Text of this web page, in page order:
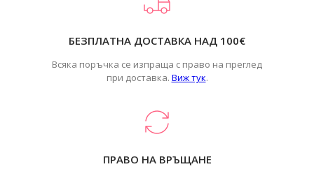
БЕЗПЛАТНА ДОСТАВКА НАД 100€
Всяка поръчка се изпраща с право на преглед
при доставка. Виж тук.
ПРАВО НА ВРЪЩАНЕ